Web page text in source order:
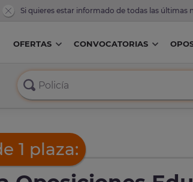
Si quieres estar informado de todas las
OFERTAS CONVOCATORIAS
1 plaza: